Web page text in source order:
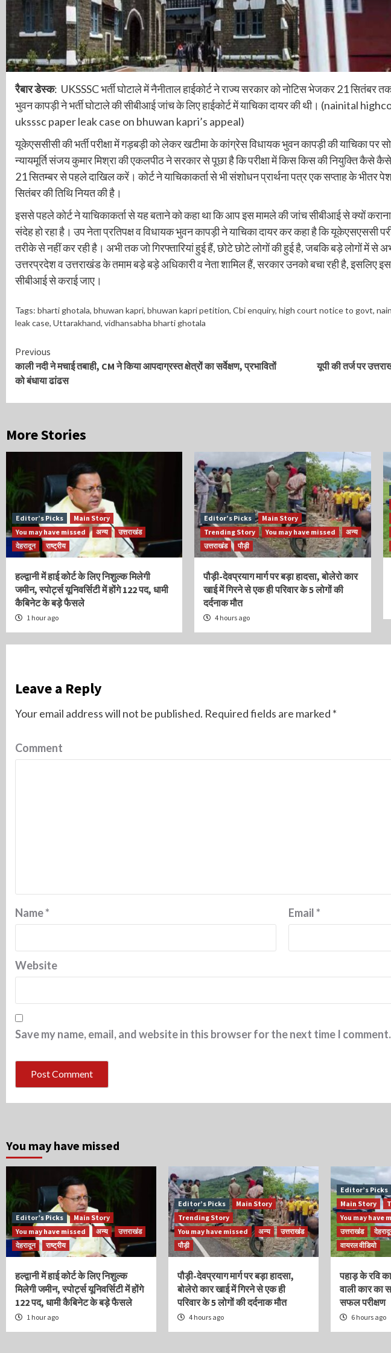
रैबार डेस्क: UKSSSC भर्ती घोटाले में नैनीताल हाईकोर्ट ने राज्य सरकार को नोटिस भेजकर 21 सितंबर
भुवन कापड़ी ने भर्ती घोटाले की सीबीआई जांच के लिए हाईकोर्ट में याचिका दायर की थी। (nainital
uksssc paper leak case on bhuwan kapri’s appeal)
यूकेएससीसी की भर्ती परीक्षा में गड़बड़ी को लेकर खटीमा के कांग्रेस विधायक भुवन कापड़ी की याचिका पर
न्यायमूर्ति संजय कुमार मिश्रा की एकलपीठ ने सरकार से पूछा है कि परीक्षा में किस किस की नियुक्ति कैसे कैसे
21 सितम्बर से पहले दाखिल करें। कोर्ट ने याचिकाकर्ता से भी संशोधन प्रार्थना पत्र एक सप्ताह के
सितंबर की तिथि नियत की है।
इससे पहले कोर्ट ने याचिकाकर्ता से यह बताने को कहा था कि आप इस मामले की जांच सीबीआई से क्यों
संदेह हो रहा है। उप नेता प्रतिपक्ष व विधायक भुवन कापड़ी ने याचिका दायर कर कहा है कि यूकेएसएससी
तरीके से नहीं कर रही है। अभी तक जो गिरफ्तारियां हुई हैं, छोटे छोटे लोगों की हुई है, जबकि बड़े लोगों में से
उत्तरप्रदेश व उत्तराखंड के तमाम बड़े बड़े अधिकारी व नेता शामिल हैं, सरकार उनको बचा रही है, इसलिए
सीबीआई से कराई जाए।
Tags: bharti ghotala, bhuwan kapri, bhuwan kapri petition, Cbi enquiry, high court notice to govt,
leak case, Uttarakhand, vidhansabha bharti ghotala
Continue
Reading
Previous
काली नदी ने मचाई तबाही, CM ने किया आपदाग्रस्त क्षेत्रों का सर्वेक्षण, प्रभावितों
को बंधाया ढांढस
यूपी की तर्ज पर
More Stories
Editor’s Picks
Main Story
You may have missed
अन्य
उत्तराखंड
देहरादून
राष्ट्रीय
हल्द्वानी में हाई कोर्ट के लिए निशुल्क मिलेगी
जमीन, स्पोर्ट्स यूनिवर्सिटी में होंगे 122 पद, धामी
कैबिनेट के बड़े फैसले
1 hour ago
Editor’s Picks
Main Story
Trending Story
You may have missed
अन्य
उत्तराखंड
पौड़ी
पौड़ी-देवप्रयाग मार्ग पर बड़ा हादसा, बोलेरो कार
खाई में गिरने से एक ही परिवार के 5 लोगों की
दर्दनाक मौत
4 hours ago
Leave a Reply
Your email address will not be published. Required fields are marked *
Comment
Name* Email*
Website
Save my name, email, and website in this browser for the next time I comment.
You may have missed
Editor’s Picks
Main Story
You may have missed
अन्य
उत्तराखंड
देहरादून
राष्ट्रीय
हल्द्वानी में हाई कोर्ट के लिए निशुल्क
मिलेगी जमीन, स्पोर्ट्स यूनिवर्सिटी में होंगे
122 पद, धामी कैबिनेट के बड़े फैसले
1 hour ago
Editor’s Picks
Main Story
Trending Story
You may have missed
अन्य
उत्तराखंड
पौड़ी
पौड़ी-देवप्रयाग मार्ग पर बड़ा हादसा,
बोलेरो कार खाई में गिरने से एक ही
परिवार के 5 लोगों की दर्दनाक मौत
4 hours ago
Editor’s Picks
Main Story
You may have
उत्तराखंड
वायरल वीडियो
पहाड़ के रवि
वाली कार का
सफल परीक्षण
6 hours ago